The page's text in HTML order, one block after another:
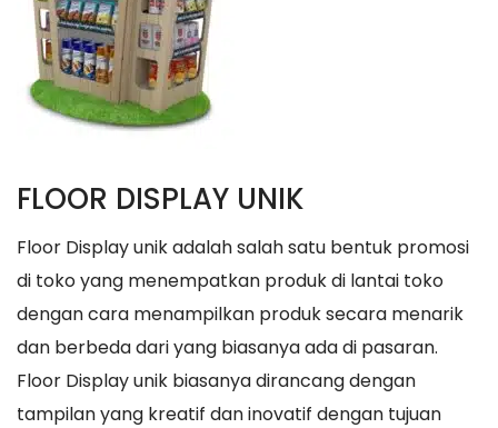
FLOOR DISPLAY UNIK
Floor Display unik adalah salah satu bentuk promosi
di toko yang menempatkan produk di lantai toko
dengan cara menampilkan produk secara menarik
dan berbeda dari yang biasanya ada di pasaran.
Floor Display unik biasanya dirancang dengan
tampilan yang kreatif dan inovatif dengan tujuan